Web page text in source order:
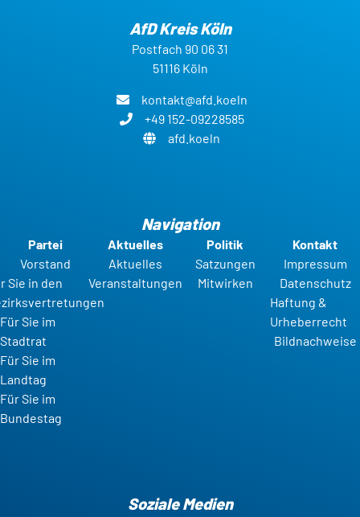
AfD Kreis Köln
Postfach 90 06 31
51116 Köln
kontakt@afd.koeln
+49 152-09228585
afd.koeln
Navigation
Partei
Vorstand
Sie in den
Für Sie im
Stadtrat
Für Sie im
Landtag
Für Sie im
Bundestag
Aktuelles
Aktuelles
Veranstaltungen
Politik
Satzungen
Mitwirken
Kontakt
Impressum
Datenschutz
Haftung &
Urheberrecht
Bildnachweise
Soziale Medien